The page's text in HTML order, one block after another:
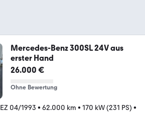
Mercedes-Benz 300SL 24V aus
erster Hand
26.000 €
Ohne Bewertung
EZ 04/1993 • 62.000 km • 170 kW (231 PS) •